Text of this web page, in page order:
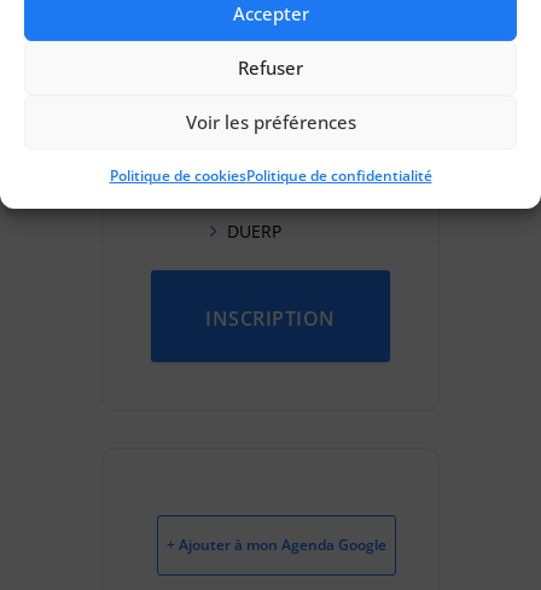
Accepter
Refuser
Voir les préférences
Politique de cookiesPolitique de confidentialité
LIEU
315 Rue des Sables
Saran
CATÉGORIES
DUERP
INSCRIPTION
+ Ajouter à mon Agenda Google